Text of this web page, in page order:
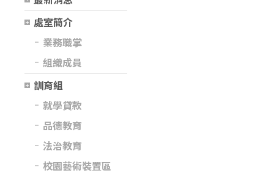
處室簡介
業務職掌
組織成員
訓育組
就學貸款
品德教育
法治教育
校園藝術裝置區